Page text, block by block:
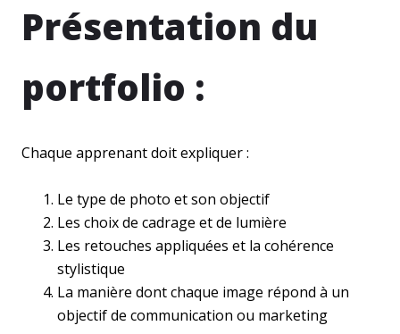
Présentation du
portfolio :
Chaque apprenant doit expliquer :
Le type de photo et son objectif
Les choix de cadrage et de lumière
Les retouches appliquées et la cohérence
stylistique
La manière dont chaque image répond à un
objectif de communication ou marketing